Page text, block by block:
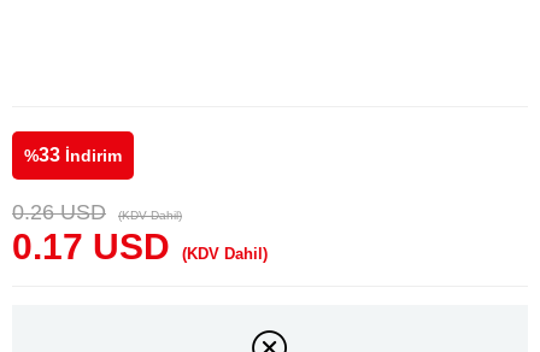
%33 İndirim
0.26 USD (KDV Dahil)
0.17 USD (KDV Dahil)